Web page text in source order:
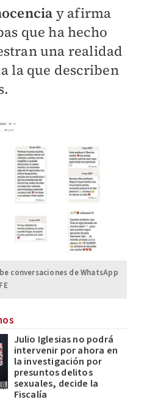
y afirma
que ha hecho
una realidad
la que describen
conversaciones de WhatsApp
Julio Iglesias no podrá
intervenir por ahora en
la investigación por
presuntos delitos
sexuales, decide la
Fiscalía